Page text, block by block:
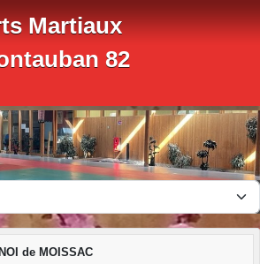
Martiaux
82
de MOISSAC
cookies